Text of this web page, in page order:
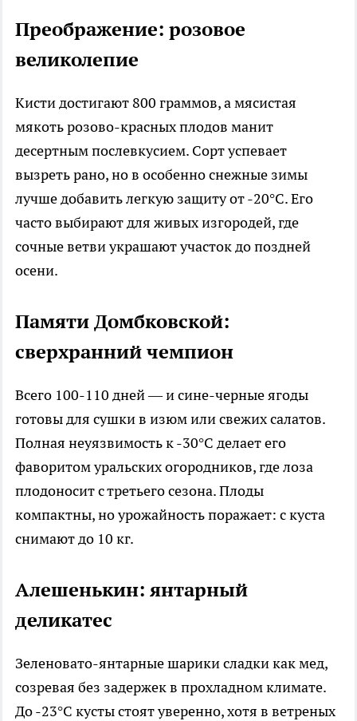
Преображение: розовое
великолепие
Кисти достигают 800 граммов, а мясистая
мякоть розово-красных плодов манит
десертным послевкусием. Сорт успевает
вызреть рано, но в особенно снежные зимы
лучше добавить легкую защиту от -20°C. Его
часто выбирают для живых изгородей, где
сочные ветви украшают участок до поздней
осени.​
Памяти Домбковской:
сверхранний чемпион
Всего 100-110 дней — и сине-черные ягоды
готовы для сушки в изюм или свежих салатов.
Полная неуязвимость к -30°C делает его
фаворитом уральских огородников, где лоза
плодоносит с третьего сезона. Плоды
компактны, но урожайность поражает: с куста
снимают до 10 кг.​
Алешенькин: янтарный
деликатес
Зеленовато-янтарные шарики сладки как мед,
созревая без задержек в прохладном климате.
До -23°C кусты стоят уверенно, хотя в ветреных